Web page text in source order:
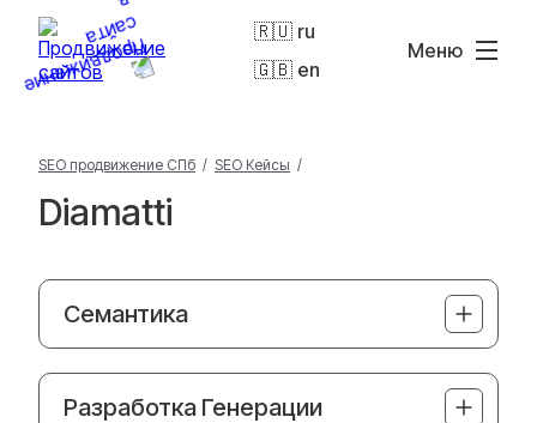
🇷🇺 ru
🇬🇧 en
Меню
SEO продвижение СПб / SEO Кейсы /
Diamatti
Семантика
Разработка Генерации